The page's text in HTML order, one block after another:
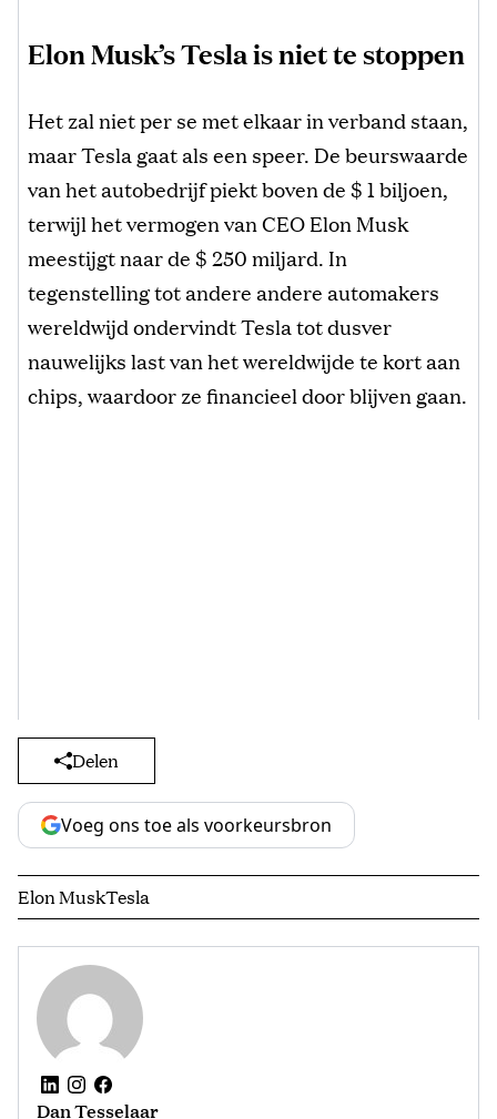
Elon Musk’s Tesla is niet te stoppen
Het zal niet per se met elkaar in verband staan,
maar Tesla gaat als een speer. De beurswaarde
van het autobedrijf piekt boven de $ 1 biljoen,
terwijl het vermogen van CEO Elon Musk
meestijgt naar de $ 250 miljard. In
tegenstelling tot andere andere automakers
wereldwijd ondervindt Tesla tot dusver
nauwelijks last van het wereldwijde te kort aan
chips, waardoor ze financieel door blijven gaan.
Delen
Voeg ons toe als voorkeursbron
Elon MuskTesla
Dan Tesselaar